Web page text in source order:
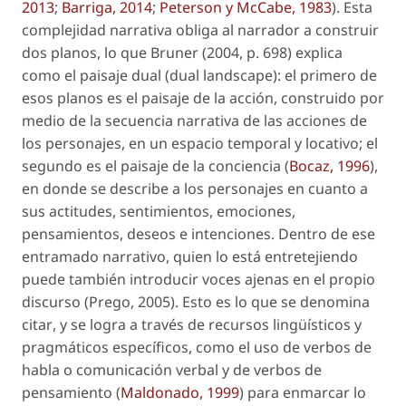
2013; Barriga, 2014; Peterson y McCabe, 1983). Esta
complejidad narrativa obliga al narrador a construir
dos planos, lo que Bruner (2004, p. 698) explica
como el paisaje dual (dual landscape): el primero de
esos planos es el paisaje de la acción, construido por
medio de la secuencia narrativa de las acciones de
los personajes, en un espacio temporal y locativo; el
segundo es el paisaje de la conciencia (Bocaz, 1996),
en donde se describe a los personajes en cuanto a
sus actitudes, sentimientos, emociones,
pensamientos, deseos e intenciones. Dentro de ese
entramado narrativo, quien lo está entretejiendo
puede también introducirvoces ajenas en el propio
discurso (Prego, 2005). Esto es lo que se denomina
citar, y se logra a través de recursos lingüísticos y
pragmáticos específicos, como el uso de verbos de
habla o comunicación verbal y de verbos de
pensamiento (Maldonado, 1999) para enmarcar lo